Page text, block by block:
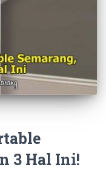
3 Hal Ini!